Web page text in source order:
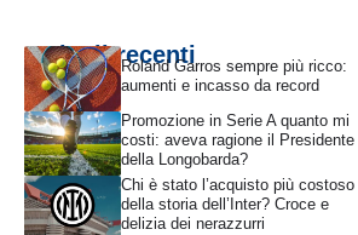
Articoli recentiRoland Garros sempre più ricco:
aumenti e incasso da record
Promozione in Serie A quanto mi
costi: aveva ragione il Presidente
della Longobarda?
Chi è stato l’acquisto più costoso
della storia dell’Inter? Croce e
delizia dei nerazzurri